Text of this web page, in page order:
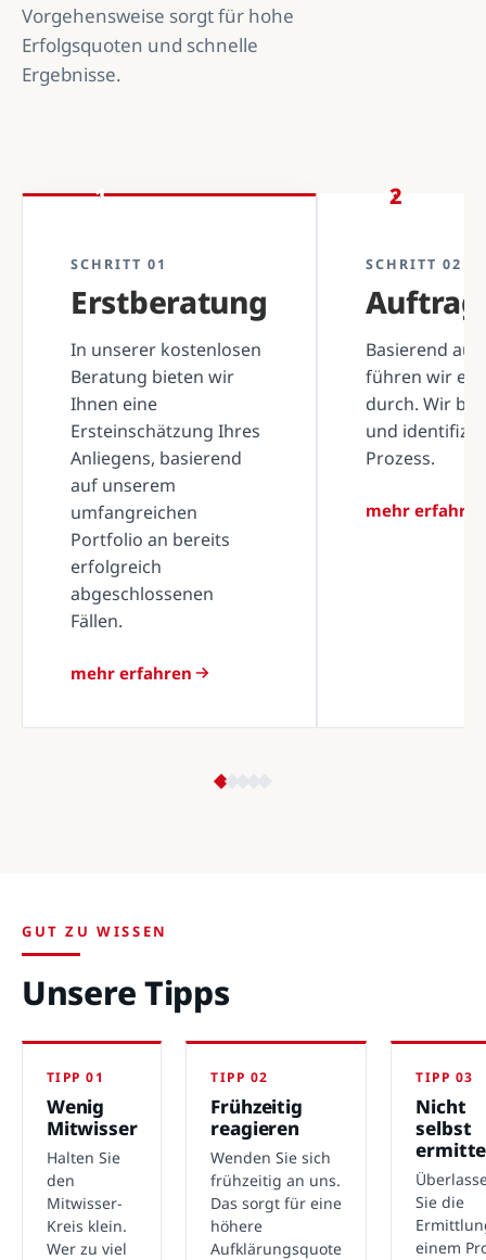
Vorgehensweise sorgt für hohe
Erfolgsquoten und schnelle
Ergebnisse.
1
SCHRITT 01
Erstberatung
In unserer kostenlosen
Beratung bieten wir
Ihnen eine
Ersteinschätzung Ihres
Anliegens, basierend
auf unserem
umfangreichen
Portfolio an bereits
erfolgreich
abgeschlossenen
Fällen.
mehr erfahren
2
SCHRITT 02
Basierend
führen wir
durch. Wir
und
Prozess.
mehr erfahren
GUT ZU WISSEN
Unsere Tipps
TIPP 01
Wenig
Mitwisser
Halten Sie
den
Mitwisser-
Kreis klein.
Wer zu viel
TIPP 02
Frühzeitig
reagieren
Wenden Sie sich
frühzeitig an uns.
Das sorgt für eine
höhere
Aufklärungsquote
TIPP 03
Nicht
selbst
Sie die
einem